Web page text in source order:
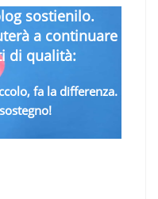
sostienilo.
a continuare
di qualità:
fa la differenza.